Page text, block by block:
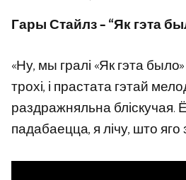
Гары Стайлз – “Як гэта
«Ну, мы гралі «Як гэта
трохі, і прастата гэтай
раздражняльна бліскучая.
падабаецца, я лічу, што